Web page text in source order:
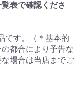
表で確認くださ
です。（＊基本的
都合により予告な
場合は当店までご